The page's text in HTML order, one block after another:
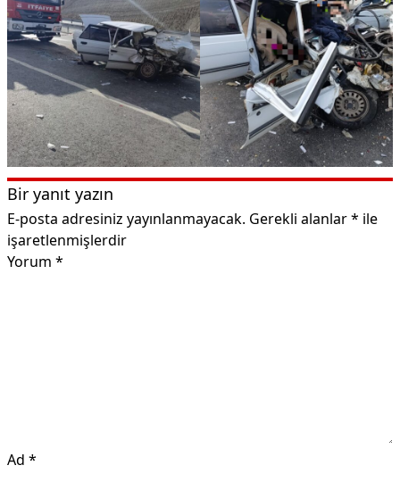
Bir yanıt yazın
E-posta adresiniz yayınlanmayacak. Gerekli alanlar* ile
işaretlenmişlerdir
Yorum *
Ad *